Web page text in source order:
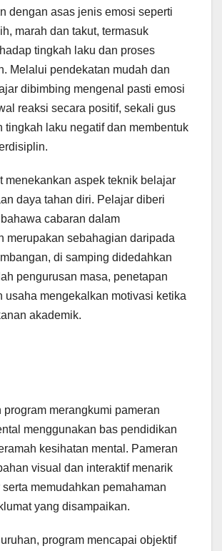
dengan asas jenis emosi seperti
marah dan takut, termasuk
tingkah laku dan proses
Melalui pendekatan mudah dan
dibimbing mengenal pasti emosi
reaksi secara positif, sekali gus
tingkah laku negatif dan membentuk
menekankan aspek teknik belajar
daya tahan diri. Pelajar diberi
cabaran dalam
merupakan sebahagian daripada
di samping didedahkan
pengurusan masa, penetapan
usaha mengekalkan motivasi ketika
akademik.
program merangkumi pameran
menggunakan bas pendidikan
kesihatan mental. Pameran
visual dan interaktif menarik
memudahkan pemahaman
yang disampaikan.
program mencapai objektif